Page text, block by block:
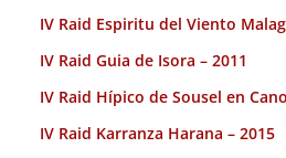
IV Raid Espiritu del Viento
IV Raid Guia de Isora – 2011
IV Raid Hípico de Sousel en
IV Raid Karranza Harana – 2015